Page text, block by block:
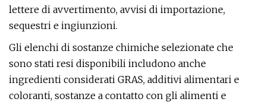
lettere di avvertimento, avvisi di importazione,
sequestri e ingiunzioni.
Gli elenchi di sostanze chimiche selezionate che
sono stati resi disponibili includono anche
ingredienti considerati GRAS, additivi alimentari e
coloranti, sostanze a contatto con gli alimenti e